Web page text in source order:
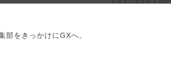
部をきっかけにGXへ。